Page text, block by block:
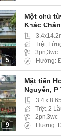
5
Một chủ
Khắc
Trệt,
3pn,3wc
Hướng:
9
Mặt tiền
Nguyễn, P
3.4 x
Trệt, 2
2pn,3wc
Hướng: